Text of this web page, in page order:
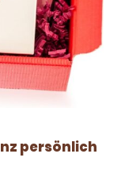
persönlich